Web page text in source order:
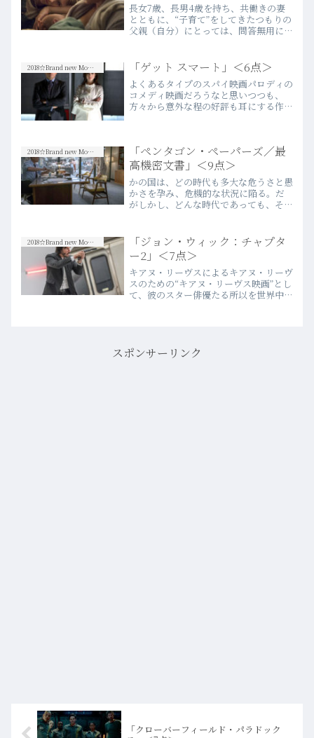
長女7歳、長男4歳を持ち、共働きの妻
とともに、“子育て”をしてきたつもりの
父親（自分）にとっては、問答無用に身
に「時間」という言葉が使われている
が、子を育てる、つまりは…more
2018☆Brand new Movies 「ゲット スマート」＜6点＞
よくあるタイプのスパイ映画パロディの
コメディ映画だろうなと思いつつも、
方々から意外な程の好評も耳にする作品
ディのコメディ映画”だった。公開…
more
2018☆Brand new Movies
「ペンタゴン・ペーパーズ／最
高機密文書」＜9点＞
かの国は、どの時代も多大な危うさと愚
かさを孕み、危機的な状況に陥る。だ
がしかし、どんな時代であっても、その
くその存在を主張する。勇気ある個の主
張が、次第に大きなムーブメ…more
2018☆Brand new Movies
「ジョン・ウィック：チャプタ
ー2」＜7点＞
キアヌ・リーヴスによるキアヌ・リーヴ
スのための“キアヌ・リーヴス映画”とし
て、彼のスター俳優たる所以を世界中の
スポンサーリンク
「クローバーフィールド・パラドック